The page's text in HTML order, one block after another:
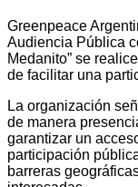
Greenpeace
Audiencia Pública
Medanito” se
de facilitar una
La organización
de manera
garantizar un
participación
barreras